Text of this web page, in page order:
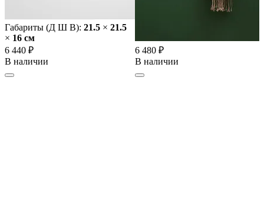
Габариты (Д Ш В): 21.5 × 21.5
× 16 cм
6 440 ₽
В наличии
6 480 ₽
В наличии